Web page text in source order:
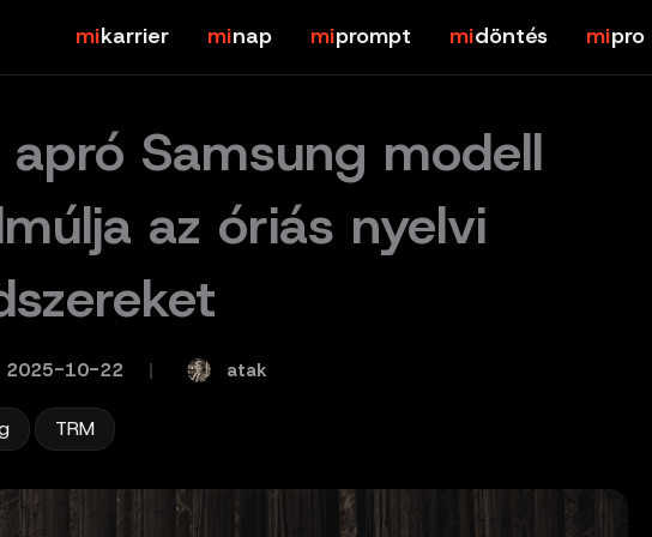
karrier nap prompt döntés pro
apró Samsung modell
az óriás nyelvi
2025-10-22 atak
TRM